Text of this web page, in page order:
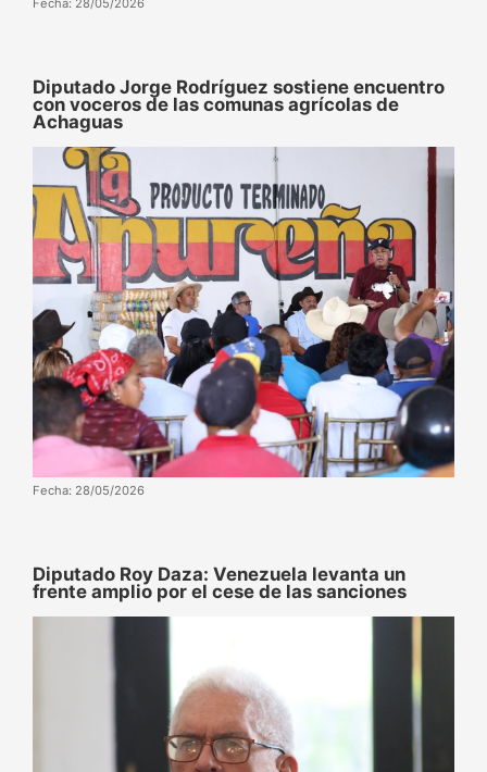
Fecha: 28/05/2026
Diputado Jorge Rodríguez sostiene encuentro
con voceros de las comunas agrícolas de
Achaguas
Fecha: 28/05/2026
Diputado Roy Daza: Venezuela levanta un
frente amplio por el cese de las sanciones